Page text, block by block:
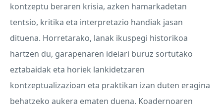
kontzeptu beraren krisia, azken hamarkadetan
tentsio, kritika eta interpretazio handiak jasan
dituena. Horretarako, lanak ikuspegi historikoa
hartzen du, garapenaren ideiari buruz sortutako
eztabaidak eta horiek lankidetzaren
kontzeptualizazioan eta praktikan izan duten eragina
behatzeko aukera ematen duena. Koadernoaren